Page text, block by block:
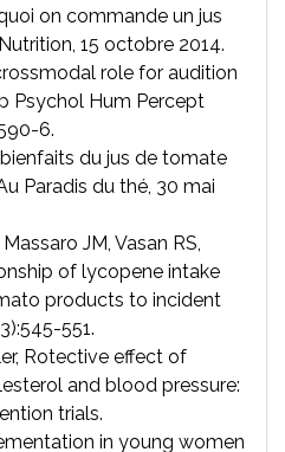
on commande un jus
15 octobre 2014.
role for audition
Psychol Hum Percept
6.
du jus de tomate
Paradis du thé, 30 mai
JM, Vasan RS,
of lycopene intake
products to incident
551.
Rotective effect of
and blood pressure:
trials.
in young women